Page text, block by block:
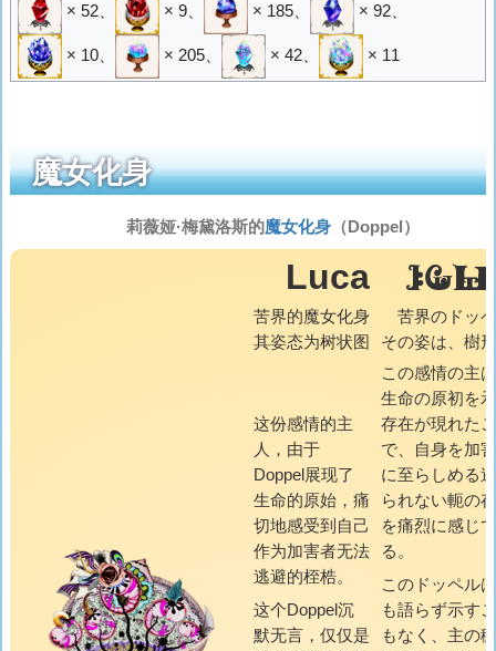
× 52、 × 9、 × 185、 × 92、
× 10、 × 205、 × 42、 × 11
魔女化身
莉薇娅·梅黛洛斯的魔女化身（Doppel）
Luca
苦界的魔女化身
其姿态为树状图
苦界のドッ
その姿は、樹
这份感情的主
人，由于
Doppel展现了
生命的原始，痛
切地感受到自己
作为加害者无法
逃避的桎梏。
这个Doppel沉
默无言，仅仅是
この感情の主
生命の原初を
存在が現れた
で、自身を加
に至らしめる
られない軛の
を痛烈に感じ
る。
このドッペル
も語らず示す
もなく、主の